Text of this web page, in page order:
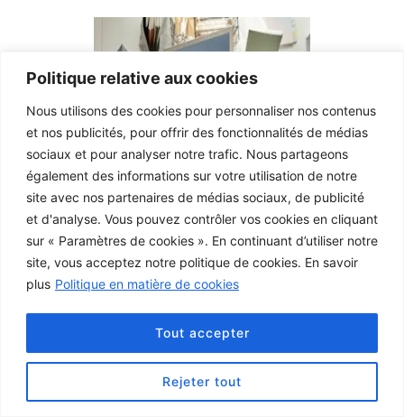
Politique relative aux cookies
Nous utilisons des cookies pour personnaliser nos contenus
et nos publicités, pour offrir des fonctionnalités de médias
sociaux et pour analyser notre trafic. Nous partageons
également des informations sur votre utilisation de notre
site avec nos partenaires de médias sociaux, de publicité
et d'analyse. Vous pouvez contrôler vos cookies en cliquant
sur « Paramètres de cookies ». En continuant d’utiliser notre
site, vous acceptez notre politique de cookies. En savoir
plus Politique en matière de cookies
Rejeter tout
Tout accepter
Contact
Politique de confidentialité
Mentions Légales